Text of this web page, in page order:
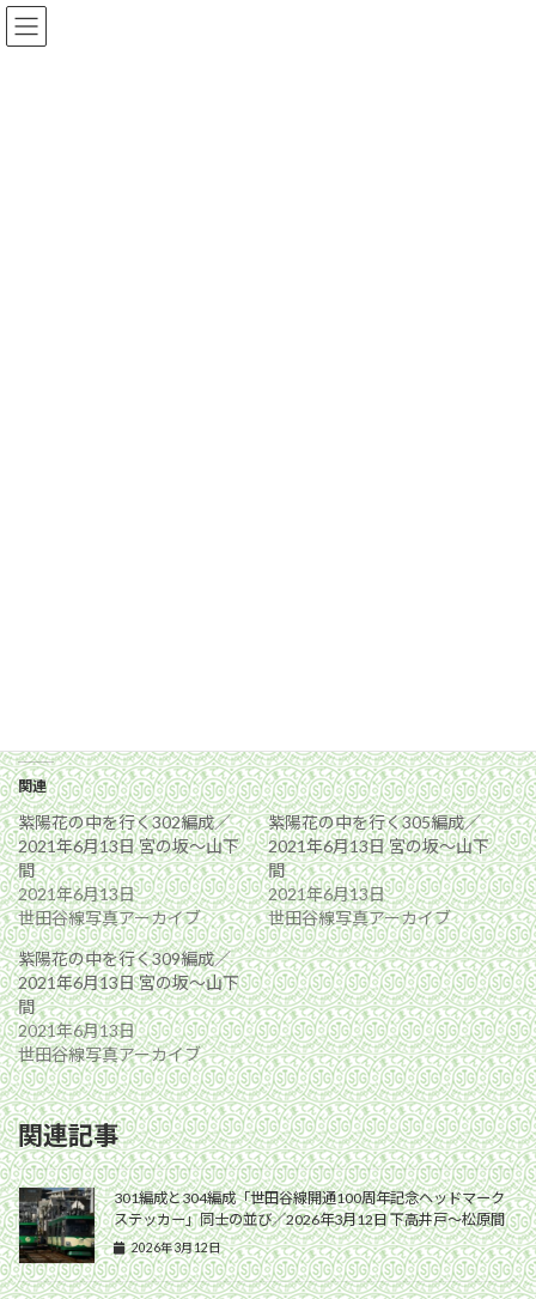
コ
ン
ナ
ビ
関連
紫陽花の中を行く302編成／
2021年6月13日 宮の坂〜山下
間
2021年6月13日
世田谷線写真アーカイブ
紫陽花の中を行く305編成／
2021年6月13日 宮の坂〜山下
間
2021年6月13日
世田谷線写真アーカイブ
紫陽花の中を行く309編成／
2021年6月13日 宮の坂〜山下
間
2021年6月13日
世田谷線写真アーカイブ
関連記事
301編成と304編成「世田谷線開通100周年記念ヘッドマーク
ステッカー」同士の並び／2026年3月12日 下高井戸〜松原間
2026年3月12日